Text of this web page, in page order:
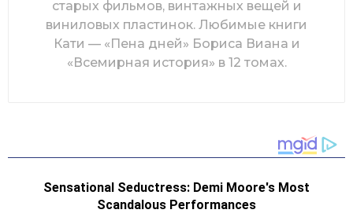
старых фильмов, винтажных вещей и
виниловых пластинок. Любимые книги
Кати — «Пена дней» Бориса Виана и
«Всемирная история» в 12 томах.